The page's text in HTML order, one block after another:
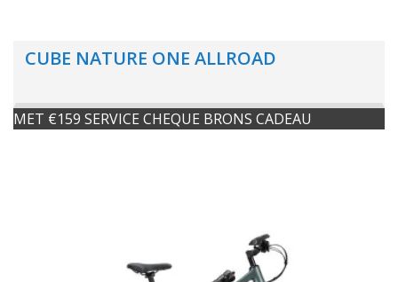
CUBE NATURE ONE ALLROAD
MET €159 SERVICE CHEQUE BRONS CADEAU